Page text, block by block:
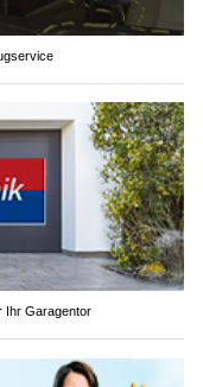
Ihr Garagentor